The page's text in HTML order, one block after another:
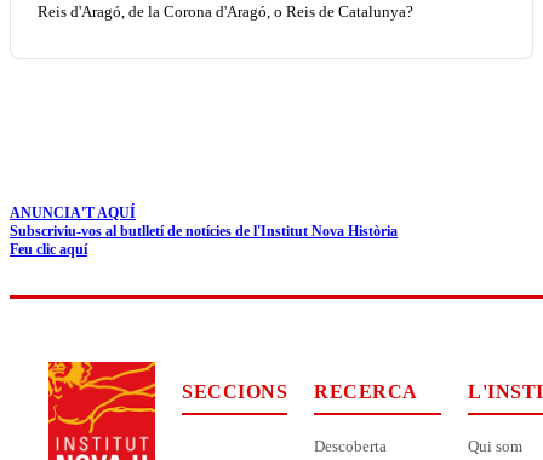
Reis d'Aragó, de la Corona d'Aragó, o Reis de Catalunya?
ANUNCIA'T AQUÍ
Subscriviu-vos al butlletí de notícies de l'Institut Nova Història
Feu clic aquí
SECCIONS RECERCA
Descoberta
Qui som